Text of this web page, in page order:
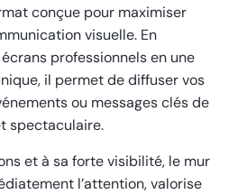
conçue pour maximiser
visuelle. En
professionnels en une
il permet de diffuser vos
ou messages clés de
spectaculaire.
et à sa forte visibilité, le mur
l’attention, valorise